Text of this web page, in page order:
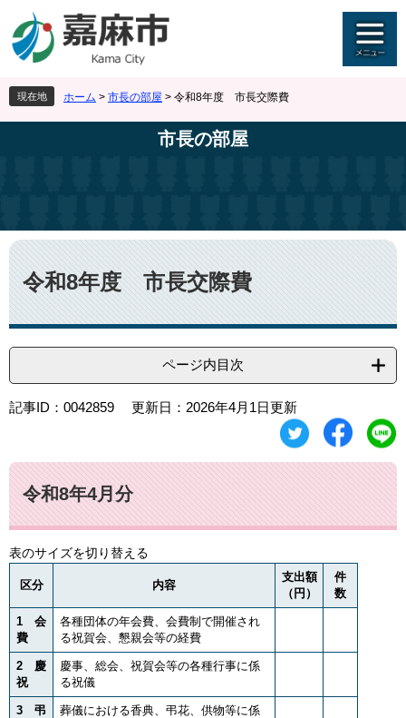
ジ
先
頭
で
ュ
を
飛
ば
現在地 ホーム > 市長の部屋 > 令和8年度 市長交際費
市長の部屋
本
文
令和8年度 市長交際費
ページ内目次
記事ID：0042859 更新日：2026年4月1日更新
令和8年4月分
表のサイズを切り替える
区分 内容
支出額
（円）
件
数
1 会
費
各種団体の年会費、会費制で開催され
る祝賀会、懇親会等の経費
2 慶
祝
慶事、総会、祝賀会等の各種行事に係
る祝儀
3 弔
葬儀における香典、弔花、供物等に係